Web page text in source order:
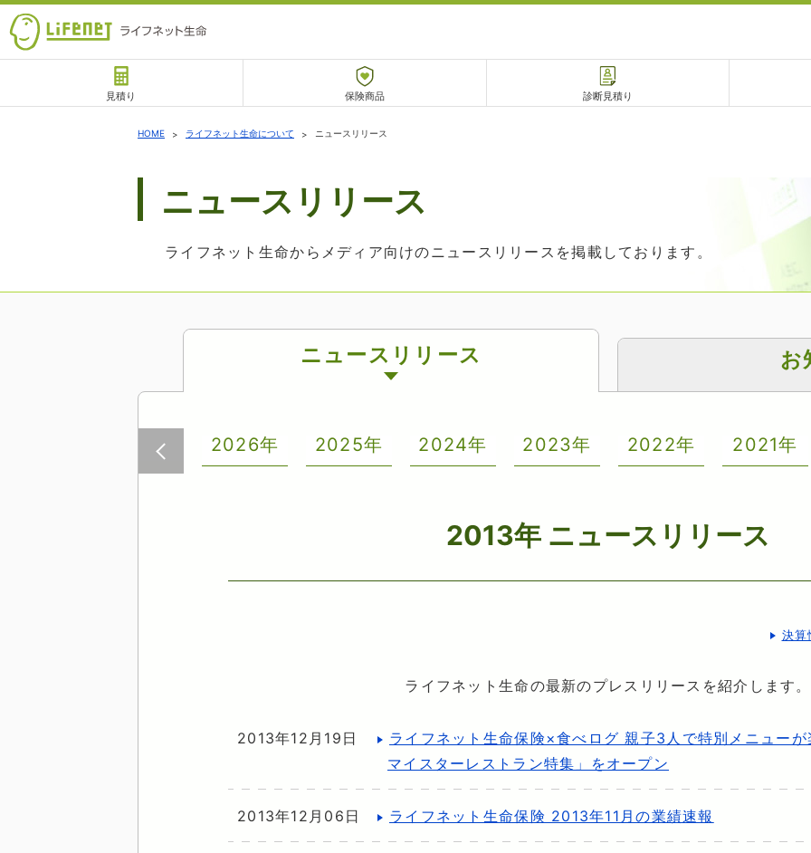
見積り 保険商品 診断見積り
チャットサポート
HOME ライフネット生命について ニュースリリース
ニュースリリース
ライフネット生命からメディア向けのニュースリリースを掲載しております。
ニュース リリース お
前へ2026年 2025年 2024年 2023年 2022年 2021年
2013年 ニュースリリース
決算
ライフネット生命の最新のプレスリリースを紹介します。
2013年12月19日
ライフネット生命保険×食べログ 親子3人で特別メニュー
マイスターレストラン特集」をオープン
2013年12月06日 ライフネット生命保険 2013年11月の業績速報